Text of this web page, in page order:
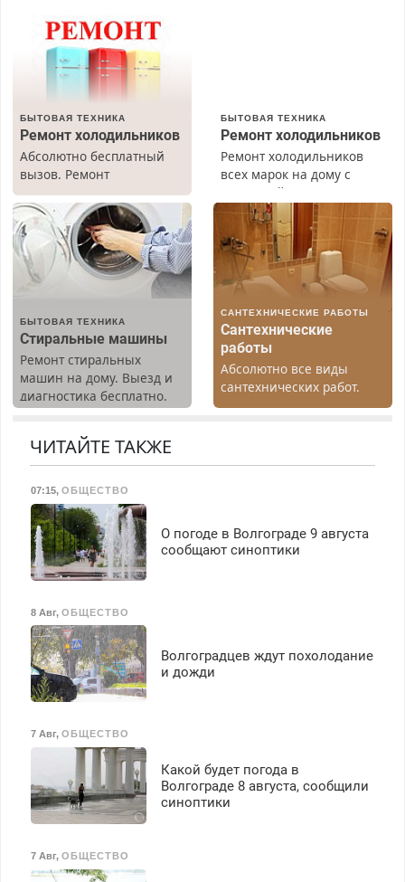
БЫТОВАЯ ТЕХНИКА
Ремонт холодильников
Абсолютно бесплатный
вызов. Ремонт
холодильников всех
марок на дому, с
гарантией. Все р-ны.
Срочно. Без выходных.
Пенсионерам – скидки до
40%. Мастер со стажем.
БЫТОВАЯ ТЕХНИКА
Ремонт холодильников
Ремонт холодильников
всех марок на дому с
гарантией. Замена
резины. Качественно.
Недорого. Без выходных.
Все районы. Скидка.
Вызов бесплатный.
БЫТОВАЯ ТЕХНИКА
Стиральные машины
Ремонт стиральных
машин на дому. Выезд и
диагностика бесплатно.
САНТЕХНИЧЕСКИЕ РАБОТЫ
Сантехнические
работы
Абсолютно все виды
сантехнических работ.
Быстро. Качественно.
ЧИТАЙТЕ ТАКЖЕ
07:15, ОБЩЕСТВО
О погоде в Волгограде 9 августа
сообщают синоптики
8 Авг, ОБЩЕСТВО
Волгоградцев ждут похолодание
и дожди
7 Авг, ОБЩЕСТВО
Какой будет погода в
Волгограде 8 августа, сообщили
синоптики
7 Авг, ОБЩЕСТВО